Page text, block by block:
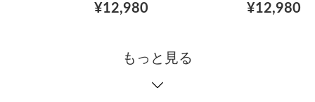
¥12,980 ¥12,980
もっと見る